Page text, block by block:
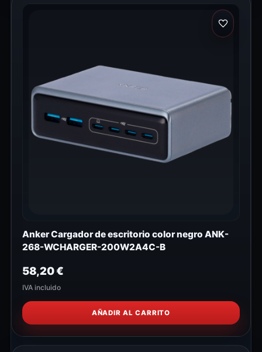
Anker Cargador de escritorio color negro ANK-
268-WCHARGER-200W2A4C-B
58,20€
IVA incluido
AÑADIR AL CARRITO